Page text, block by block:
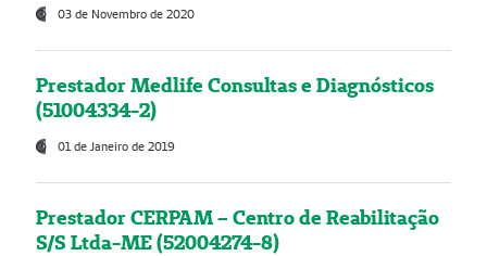
03 de Novembro de 2020
Prestador Medlife Consultas e Diagnósticos
(51004334-2)
01 de Janeiro de 2019
Prestador CERPAM – Centro de Reabilitação
S/S Ltda-ME (52004274-8)